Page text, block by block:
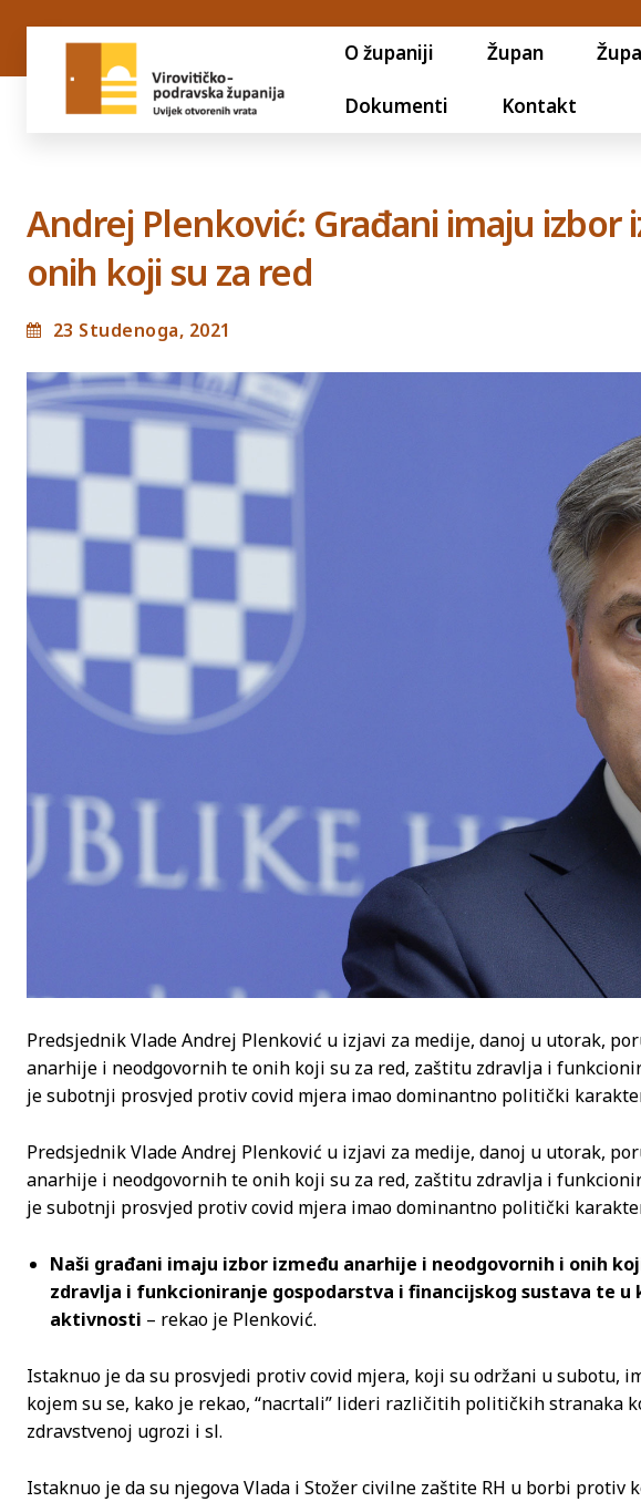
O županiji Župan
Dokumenti Kontakt
Andrej Plenković: Građani imaju izbor
onih koji su za red
23 Studenoga, 2021
Predsjednik Vlade Andrej Plenković u izjavi za medije, danoj u utorak,
anarhije i neodgovornih te onih koji su za red, zaštitu zdravlja i
je subotnji prosvjed protiv covid mjera imao dominantno politički
Predsjednik Vlade Andrej Plenković u izjavi za medije, danoj u utorak,
anarhije i neodgovornih te onih koji su za red, zaštitu zdravlja i
je subotnji prosvjed protiv covid mjera imao dominantno politički
Naši građani imaju izbor između anarhije i neodgovornih i onih
zdravlja i funkcioniranje gospodarstva i financijskog sustava te u
aktivnosti – rekao je Plenković.
Istaknuo je da su prosvjedi protiv covid mjera, koji su održani u subotu,
kojem su se, kako je rekao, “nacrtali” lideri različitih političkih stranaka
zdravstvenoj ugrozi i sl.
Istaknuo je da su njegova Vlada i Stožer civilne zaštite RH u borbi